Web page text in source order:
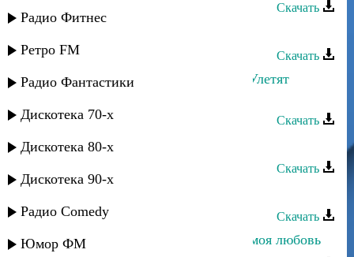
Радио Фитнес
Ретро FM
Радио Фантастики
Дискотека 70-х
Дискотека 80-х
Дискотека 90-х
Радио Comedy
Юмор ФМ
Скачать
Скачать
Руслан Гасанов и Лаура Алиева - Улетят
Скачать
Руслан Ахмеров - Девчёнка
Скачать
Скачать
Джанибек Рамазанов - Зачем тебе моя любовь